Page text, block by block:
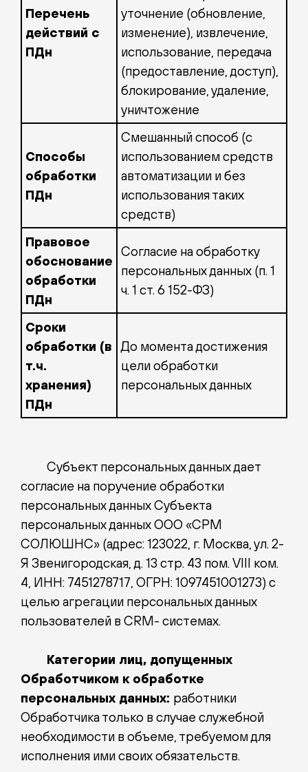
Перечень
действий с
ПДн
уточнение (обновление,
изменение), извлечение,
использование, передача
(предоставление, доступ),
блокирование, удаление,
уничтожение
Способы
обработки
ПДн
Смешанный способ (с
использованием средств
автоматизации и без
использования таких
средств)
Правовое
обоснование
обработки
ПДн
Согласие на обработку
персональных данных (п. 1
ч. 1 ст. 6 152-ФЗ)
Сроки
обработки (в
т.ч.
хранения)
ПДн
До момента достижения
цели обработки
персональных данных
Субъект персональных данных дает
согласие на поручение обработки
персональных данных Субъекта
персональных данных ООО «СРМ
СОЛЮШНС» (адрес: 123022, г. Москва, ул. 2-
Я Звенигородская, д. 13 стр. 43 пом. VIII ком.
4, ИНН: 7451278717, ОГРН: 1097451001273) с
целью агрегации персональных данных
пользователей в CRM- системах.
Категории лиц, допущенных
Обработчиком к обработке
персональных данных: работники
Обработчика только в случае служебной
необходимости в объеме, требуемом для
исполнения ими своих обязательств.